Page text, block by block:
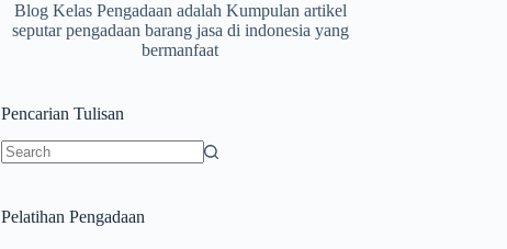
Blog Kelas Pengadaan adalah Kumpulan artikel
seputar pengadaan barang jasa di indonesia yang
bermanfaat
Pencarian Tulisan
Pelatihan Pengadaan